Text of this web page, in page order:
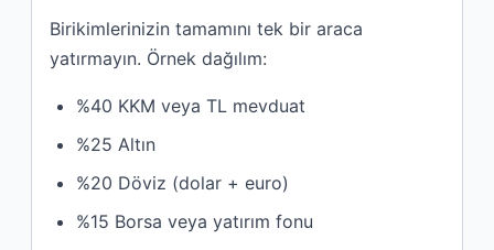
Birikimlerinizin tamamını tek bir araca
yatırmayın. Örnek dağılım:
%40 KKM veya TL mevduat
%25 Altın
%20 Döviz (dolar + euro)
%15 Borsa veya yatırım fonu